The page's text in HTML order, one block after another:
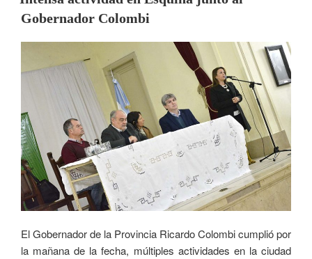
Gobernador Colombi
El Gobernador de la Provincia Ricardo Colombi cumplió por
la mañana de la fecha, múltiples actividades en la ciudad